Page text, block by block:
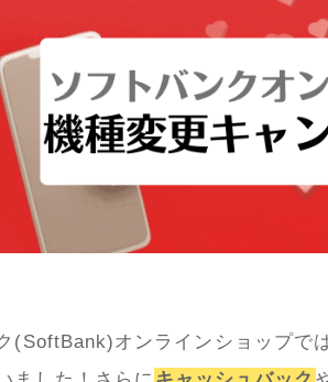
(SoftBank)オンラインショップで